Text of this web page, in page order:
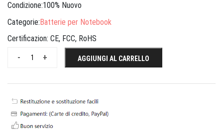
Condizione:100% Nuovo
Categorie:Batterie per Notebook
Certificazion: CE, FCC, RoHS
+
- AGGIUNGI AL CARRELLO